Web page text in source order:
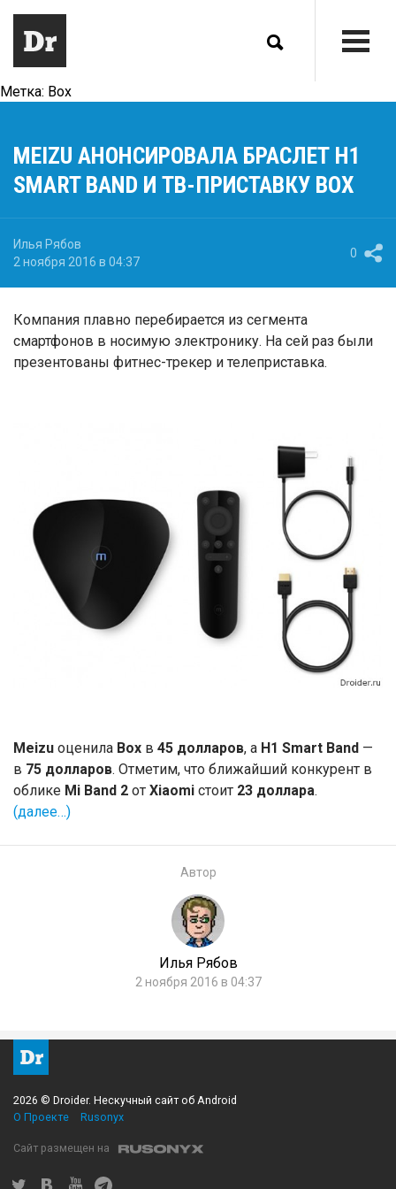
Метка: Box
MEIZU АНОНСИРОВАЛА БРАСЛЕТ H1
SMART BAND И ТВ-ПРИСТАВКУ BOX
Илья Рябов
2 ноября 2016 в 04:37
0
Компания плавно перебирается из сегмента
смартфонов в носимую электронику. На сей раз были
презентованы фитнес-трекер и телеприставка.
Meizu оценила Box в 45 долларов, а H1 Smart Band —
в 75 долларов. Отметим, что ближайший конкурент в
облике Mi Band 2 от Xiaomi стоит 23 доллара.
(далее…)
Автор
Илья Рябов
2 ноября 2016 в 04:37
2026 © Droider. Нескучный сайт об Android
О Проекте
Rusonyx
Сайт размещен на